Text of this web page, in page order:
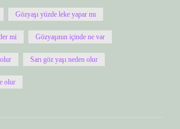
Gözyaşı yüzde leke yapar mı
mi Gözyaşının içinde ne var
Sarı göz yaşı neden olur
olur